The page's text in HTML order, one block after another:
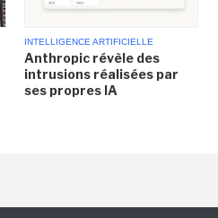
INTELLIGENCE ARTIFICIELLE
Anthropic révèle des
intrusions réalisées par
ses propres IA